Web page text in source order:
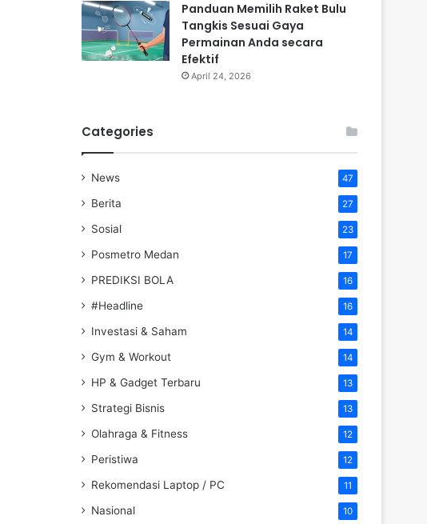
Panduan Memilih Raket Bulu
Tangkis Sesuai Gaya
Permainan Anda secara
Efektif
April 24, 2026
Categories
News 47
Berita 27
Sosial 23
Posmetro Medan 17
PREDIKSI BOLA 16
#Headline 16
Investasi & Saham 14
Gym & Workout 14
HP & Gadget Terbaru 13
Strategi Bisnis 13
Olahraga & Fitness 12
Peristiwa 12
Rekomendasi Laptop / PC 11
Nasional 10